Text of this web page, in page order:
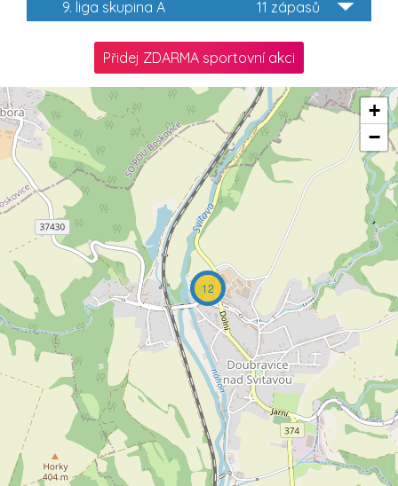
11 zápasů
9. liga skupina A
Přidej ZDARMA sportovní akci
12
+
−